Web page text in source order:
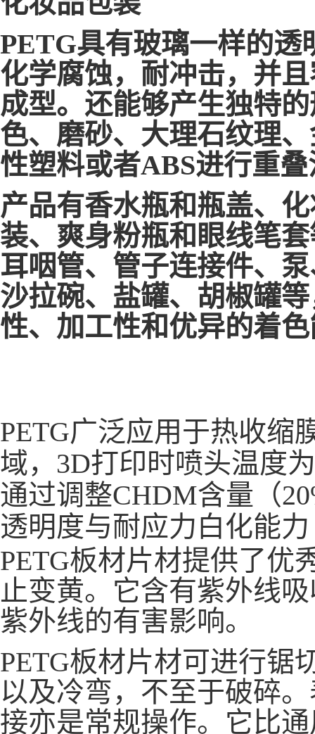
PETG具有玻璃一样的
化学腐蚀，耐冲击，并
成型。还能够产生独特
色、磨砂、大理石纹理
性塑料或者 ABS进行重叠
产品有香水瓶和瓶盖、
装、爽身粉瓶和眼线笔
耳咽管、管子连接件、
沙拉碗、盐罐、胡椒罐
性、加工性和优异的着
域，3D打印时喷头温度
通过调整CHDM含量（
透明度与耐应力白化能力
PETG板材片材提供了优
止变黄。它含有紫外线
紫外线的有害影响。
PETG板材片材可进行
以及冷弯，不至于破碎
接亦是常规操作。它比
加工，并可进行植绒、